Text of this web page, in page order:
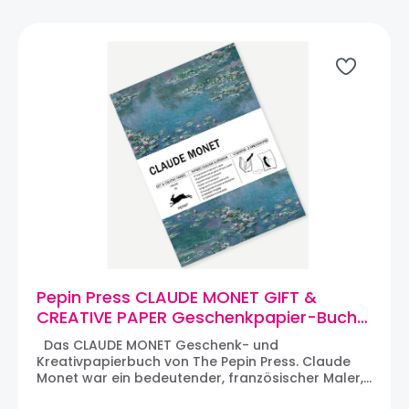
herausgenommen und aufgeschlagen haben sie
eine Größe von ca. 50 cm x 70 cm (eine
Standardgröße für Geschenkpapier).Darüber
hinaus eignen sich die Papiere für viele Formen
des Papierhandwerks.
Pepin Press CLAUDE MONET GIFT &
CREATIVE PAPER Geschenkpapier-Buch
(12 Bögen)
Das CLAUDE MONET Geschenk- und
Kreativpapierbuch von The Pepin Press. Claude
Monet war ein bedeutender, französischer Maler,